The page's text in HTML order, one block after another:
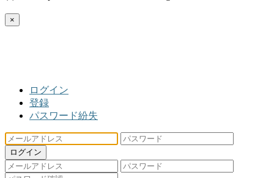
×
ログイン
登録
パスワード紛失
ログイン